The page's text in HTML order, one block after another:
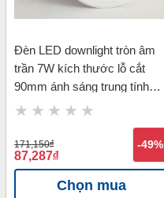
Đèn LED downlight tròn âm
trần 7W kích thước lỗ cắt
90mm ánh sáng trung tính
Philips 59445 MESON 7W
171,150đ
87,287đ
-49%
Chọn mua